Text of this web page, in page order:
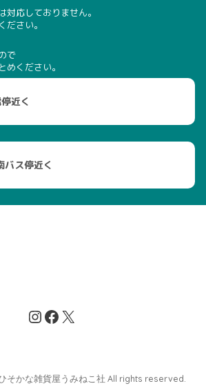
対応しておりません。
ださい。
で
めください。
近く
バス停近く
そかな雑貨屋うみねこ社 All rights reserved.